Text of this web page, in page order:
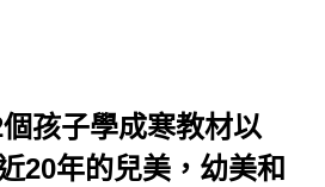
孩子學成寒教材以
20年的兒美，幼美和